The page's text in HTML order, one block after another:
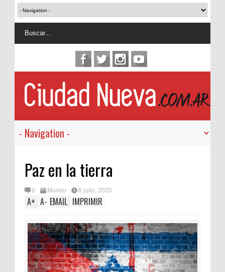
Paz en la tierra
0 Mundo 6 julio, 2020
A+ A- EMAIL IMPRIMIR